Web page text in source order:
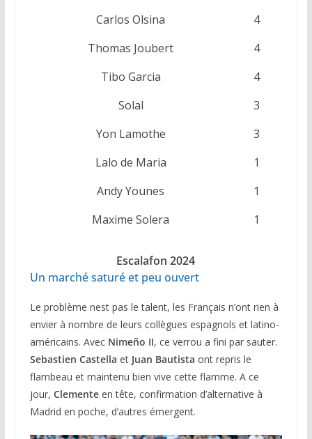
Carlos Olsina
4
Thomas Joubert
4
Tibo Garcia
4
Solal
3
Yon Lamothe
3
Lalo de Maria
1
Andy Younes
1
Maxime Solera
1
Escalafon 2024
Un marché saturé et peu ouvert
Le problème nest pas le talent, les Français n’ont rien à
envier à nombre de leurs collègues espagnols et latino-
américains. Avec Nimeño II, ce verrou a fini par sauter.
Sebastien Castella etJuan Bautista ont repris le
flambeau et maintenu bien vive cette flamme. A ce
jour, Clementeen tête, confirmation d’alternative à
Madrid en poche, d’autres émergent.